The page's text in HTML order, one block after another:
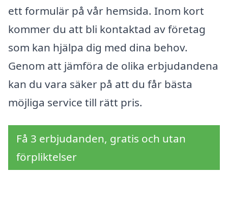
ett formulär på vår hemsida. Inom kort
kommer du att bli kontaktad av företag
som kan hjälpa dig med dina behov.
Genom att jämföra de olika erbjudandena
kan du vara säker på att du får bästa
möjliga service till rätt pris.
Få 3 erbjudanden, gratis och utan
förpliktelser